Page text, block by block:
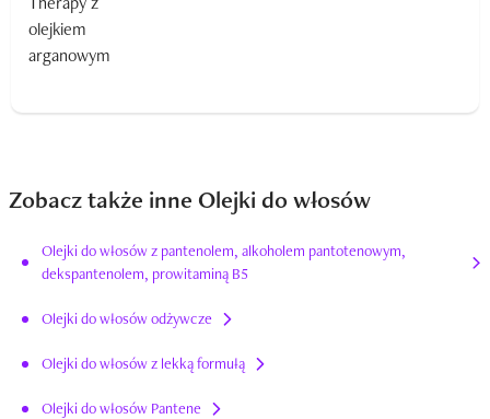
Zobacz także inne Olejki do włosów
Olejki do włosów z pantenolem, alkoholem pantotenowym,
dekspantenolem, prowitaminą B5
Olejki do włosów odżywcze
Olejki do włosów z lekką formułą
Olejki do włosów Pantene